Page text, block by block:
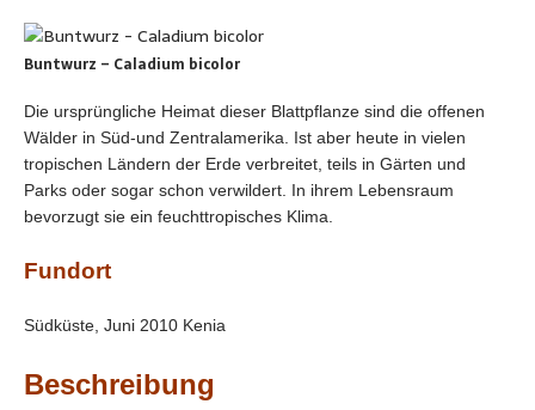
Buntwurz – Caladium bicolor
Die ursprüngliche Heimat dieser Blattpflanze sind die offenen
Wälder in Süd-und Zentralamerika. Ist aber heute in vielen
tropischen Ländern der Erde verbreitet, teils in Gärten und
Parks oder sogar schon verwildert. In ihrem Lebensraum
bevorzugt sie ein feuchttropisches Klima.
Fundort
Südküste, Juni 2010 Kenia
Beschreibung